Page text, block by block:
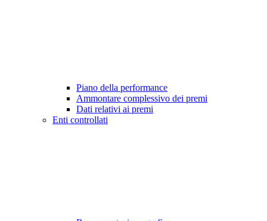
Piano della performance
Ammontare complessivo dei premi
Dati relativi ai premi
Enti controllati